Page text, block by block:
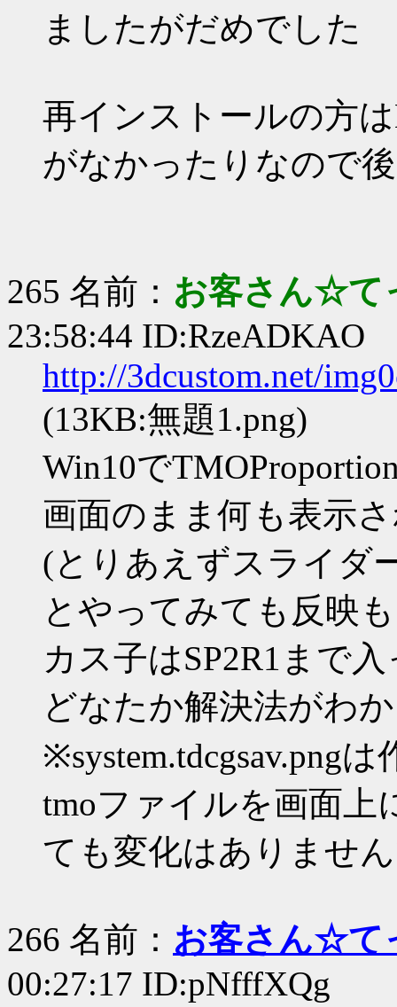
ましたがだめでした
再インストールの方
がなかったりなので
265 名前： お客さん☆て
23:58:44 ID:RzeADKAO
http://3dcustom.net/
(13KB:無題1.png)
Win10で
画面のまま何も表示
(とりあえずスライダ
とやってみても反映
カス子はSP2R1まで
どなたか解決法がわ
※system.tdcgsav.png
tmoファイルを画面
ても変化はありませ
266 名前： お客さん☆て
00:27:17 ID:pNfffXQg